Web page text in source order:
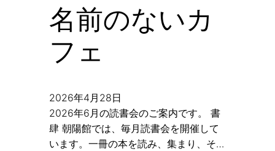
名前のないカ
フェ
2026年4月28日
2026年6月の読書会のご案内です。 書
肆 朝陽館では、毎月読書会を開催して
います。一冊の本を読み、集まり、そ…